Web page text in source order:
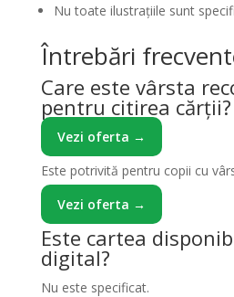
Nu toate ilustrațiile sunt
Întrebări
Care este vârsta
pentru citirea cărții?
Vezi oferta →
Este potrivită pentru copii cu
Vezi oferta →
Este cartea
digital?
Nu este specificat.